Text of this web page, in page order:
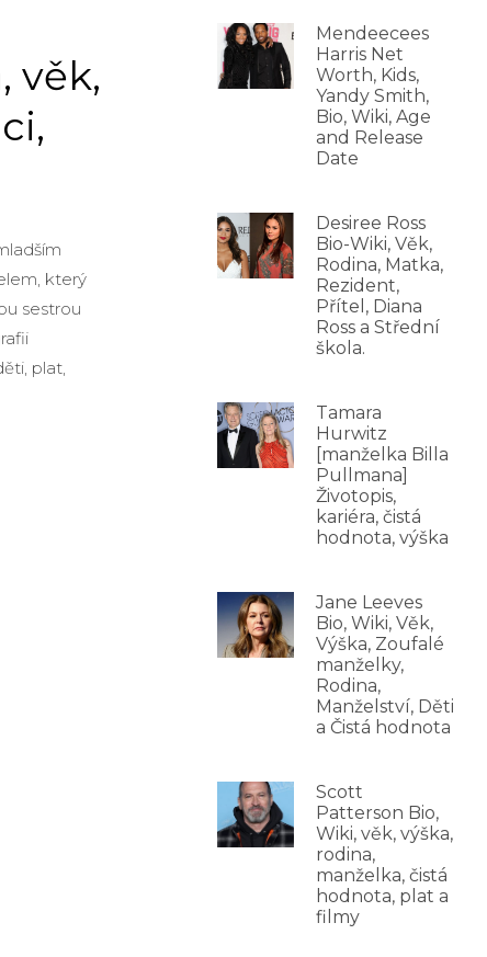
věk,
který
sestrou
plat,
Mendeecees
Harris Net
Worth, Kids,
Yandy Smith,
Bio, Wiki, Age
and Release
Date
Desiree Ross
Bio-Wiki, Věk,
Rodina, Matka,
Rezident,
Přítel, Diana
Ross a Střední
škola.
Tamara
Hurwitz
[manželka Billa
Pullmana]
Životopis,
kariéra, čistá
hodnota, výška
Jane Leeves
Bio, Wiki, Věk,
Výška, Zoufalé
manželky,
Rodina,
Manželství, Děti
a Čistá hodnota
Scott
Patterson Bio,
Wiki, věk, výška,
rodina,
manželka, čistá
hodnota, plat a
filmy